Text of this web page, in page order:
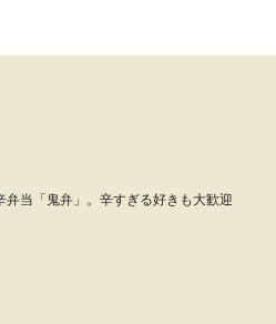
弁当「鬼弁」。辛すぎる好きも大歓迎